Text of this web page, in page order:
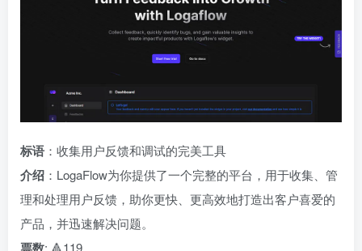
标语 ：收集用户反馈和调试的完美工具
介绍 ：LogaFlow为你提供了一个完整的平台，用于收集、管
理和处理用户反馈，助你更快、更高效地打造出客户喜爱的
产品，并迅速解决问题。
: 🔺119